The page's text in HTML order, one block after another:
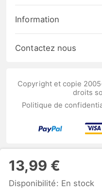
13,99 €
Disponibilité: En stock
Information
Contactez nous
Copyright et copie
droits
Politique de